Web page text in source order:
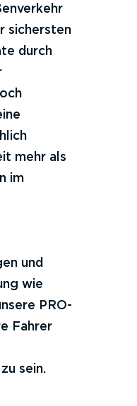
sichersten
durch
mehr als
im
und
wie
PRO-
Fahrer
sein.